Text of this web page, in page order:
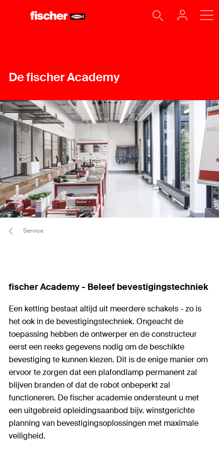
De fischer Academy
Service
fischer Academy - Beleef bevestigingstechniek
Een ketting bestaat altijd uit meerdere schakels - zo is
het ook in de bevestigingstechniek. Ongeacht de
toepassing hebben de ontwerper en de constructeur
eerst een reeks gegevens nodig om de beschikte
bevestiging te kunnen kiezen. Dit is de enige manier om
ervoor te zorgen dat een plafondlamp permanent zal
blijven branden of dat de robot onbeperkt zal
functioneren. De fischer academie ondersteunt u met
een uitgebreid opleidingsaanbod bijv. winstgerichte
planning van bevestigingsoplossingen met maximale
veiligheid.